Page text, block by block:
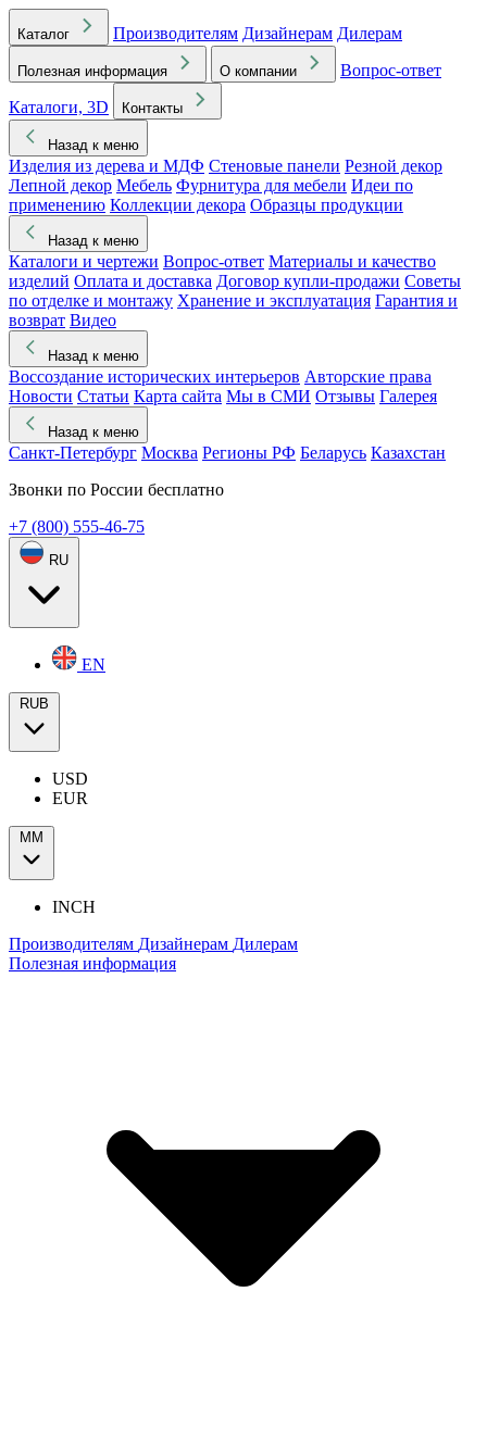
Каталог Производителям Дизайнерам Дилерам
Полезная информация О компании
Вопрос-ответ
Каталоги, 3D
Контакты
Назад к меню
Изделия из дерева и МДФ Стеновые панели Резной декор
Лепной декор Мебель Фурнитура для мебели Идеи по
применению Коллекции декора Образцы продукции
Назад к меню
Каталоги и чертежи Вопрос-ответ Материалы и качество
изделий Оплата и доставка Договор купли-продажи Советы
по отделке и монтажу Хранение и эксплуатация Гарантия и
возврат Видео
Назад к меню
Воссоздание исторических интерьеров Авторские права
Новости Статьи Карта сайта Мы в СМИ Отзывы Галерея
Назад к меню
Санкт-Петербург Москва Регионы РФ Беларусь Казахстан
Звонки по России бесплатно
+7 (800) 555-46-75
RU
EN
RUB
USD
EUR
ММ
INCH
Производителям Дизайнерам Дилерам
Полезная информация